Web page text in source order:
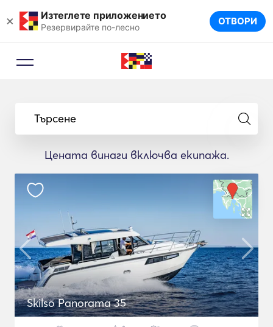
× Изтеглете приложението
Резервирайте по-лесно ОТВОРИ
Търсене
Цената винаги включва екипажа.
Skilso Panorama 35